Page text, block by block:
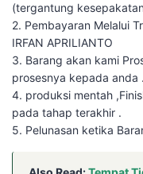
(tergantung
2. Pembayaran Melalui
IRFAN APRILIANTO
3. Barang akan kami
prosesnya kepada anda
4. produksi mentah
pada tahap terakhir .
5. Pelunasan ketika